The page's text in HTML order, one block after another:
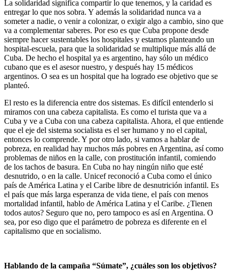
La solidaridad significa compartir lo que tenemos, y la caridad es
entregar lo que nos sobra. Y además la solidaridad nunca va a
someter a nadie, o venir a colonizar, o exigir algo a cambio, sino que
va a complementar saberes. Por eso es que Cuba propone desde
siempre hacer sustentables los hospitales y estamos planteando un
hospital-escuela, para que la solidaridad se multiplique más allá de
Cuba. De hecho el hospital ya es argentino, hay sólo un médico
cubano que es el asesor nuestro, y después hay 15 médicos
argentinos. O sea es un hospital que ha logrado ese objetivo que se
planteó.
El resto es la diferencia entre dos sistemas. Es difícil entenderlo si
miramos con una cabeza capitalista. Es como el turista que va a
Cuba y ve a Cuba con una cabeza capitalista. Ahora, el que entiende
que el eje del sistema socialista es el ser humano y no el capital,
entonces lo comprende. Y por otro lado, si vamos a hablar de
pobreza, en realidad hay muchos más pobres en Argentina, así como
problemas de niños en la calle, con prostitución infantil, comiendo
de los tachos de basura. En Cuba no hay ningún niño que esté
desnutrido, o en la calle. Unicef reconoció a Cuba como el único
país de América Latina y el Caribe libre de desnutrición infantil. Es
el país que más larga esperanza de vida tiene, el país con menos
mortalidad infantil, hablo de América Latina y el Caribe. ¿Tienen
todos autos? Seguro que no, pero tampoco es así en Argentina. O
sea, por eso digo que el parámetro de pobreza es diferente en el
capitalismo que en socialismo.
Hablando de la campaña “Súmate”, ¿cuáles son los objetivos?